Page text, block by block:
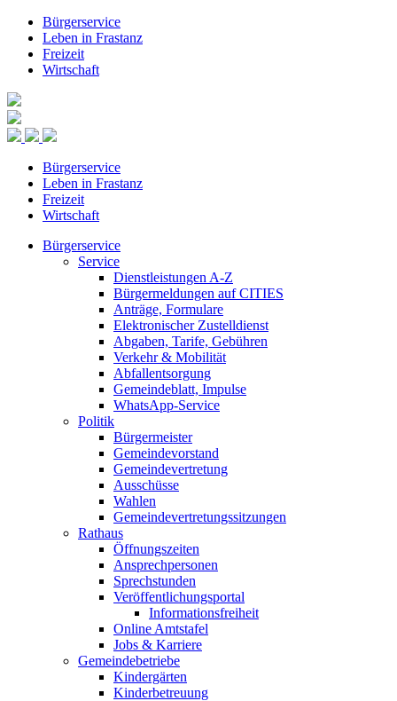
Bürgerservice
Leben in Frastanz
Freizeit
Wirtschaft
Bürgerservice
Leben in Frastanz
Freizeit
Wirtschaft
Bürgerservice
Service
Dienstleistungen A-Z
Bürgermeldungen auf CITIES
Anträge, Formulare
Elektronischer Zustelldienst
Abgaben, Tarife, Gebühren
Verkehr & Mobilität
Abfallentsorgung
Gemeindeblatt, Impulse
WhatsApp-Service
Politik
Bürgermeister
Gemeindevorstand
Gemeindevertretung
Ausschüsse
Wahlen
Gemeindevertretungssitzungen
Rathaus
Öffnungszeiten
Ansprechpersonen
Sprechstunden
Veröffentlichungsportal
Informationsfreiheit
Online Amtstafel
Jobs & Karriere
Gemeindebetriebe
Kindergärten
Kinderbetreuung